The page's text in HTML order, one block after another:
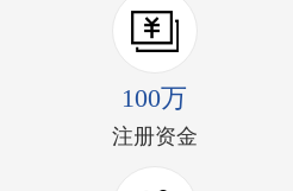
100万
注册资金